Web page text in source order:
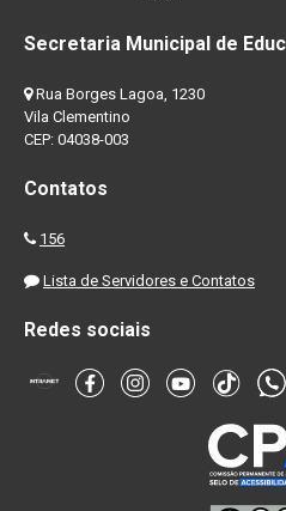
Secretaria Municipal de
Rua Borges Lagoa, 1230
Vila Clementino
CEP: 04038-003
Contatos
156
Lista de Servidores e Contatos
Redes sociais